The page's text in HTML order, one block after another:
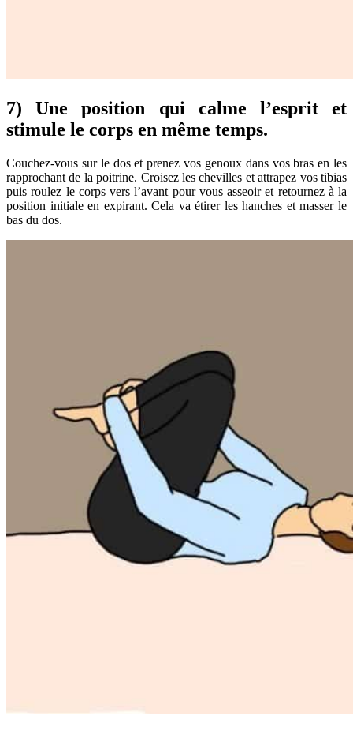
7) Une position qui calme l’esprit et
stimule le corps en même temps.
Couchez-vous sur le dos et prenez vos genoux dans vos bras en les
rapprochant de la poitrine. Croisez les chevilles et attrapez vos tibias
puis roulez le corps vers l’avant pour vous asseoir et retournez à la
position initiale en expirant. Cela va étirer les hanches et masser le
bas du dos.